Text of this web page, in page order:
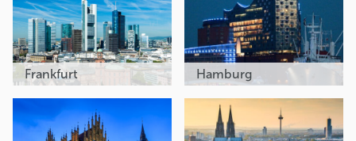
Frankfurt Hamburg